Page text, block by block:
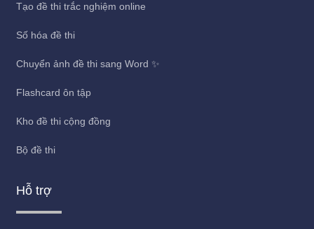
Tạo đề thi trắc nghiệm online
Số hóa đề thi
Chuyển ảnh đề thi sang Word ✨
Flashcard ôn tập
Kho đề thi cộng đồng
Bộ đề thi
Hỗ trợ